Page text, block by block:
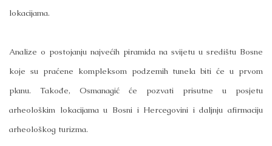
lokacijama.
Analize o postojanju najvećih piramida na svijetu u središtu Bosne
koje su praćene kompleksom podzemih tunela biti će u prvom
planu. Takođe, Osmanagić će pozvati prisutne u posjetu
arheološkim lokacijama u Bosni i Hercegovini i daljnju afirmaciju
arheološkog turizma.